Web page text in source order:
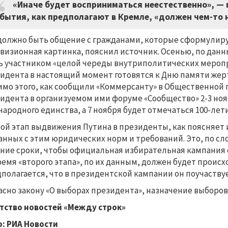
«Иначе будет восприниматься неестественно»,
как предполагают в Кремле, «должен чем-
быть общение с гражданами, которые
картинка, пояснил источник. Осенью, по
участником «целой череды внутриполитических
в настоящий момент готовятся к Дню памяти
этого, как сообщили «Коммерсанту» в
в организуемом ими форуме «Сообщество» 2-3
единства, а 7 ноября будет отмечаться 100-
этап выдвижения Путина в президенты, как
с этим юридических норм и требований. Это, по
сроки, чтобы официальная избирательная кампания
«второго этапа», по их данным, должен будет
что в президентской кампании он
закону «О выборах президента», назначение
новостей «Между строк»
РИА Новости